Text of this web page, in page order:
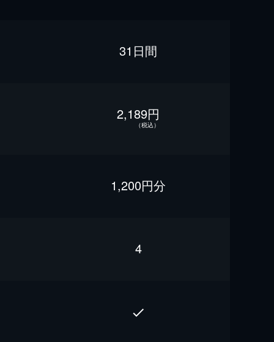
31日間
2,189円
（税込）
1,200円分
4